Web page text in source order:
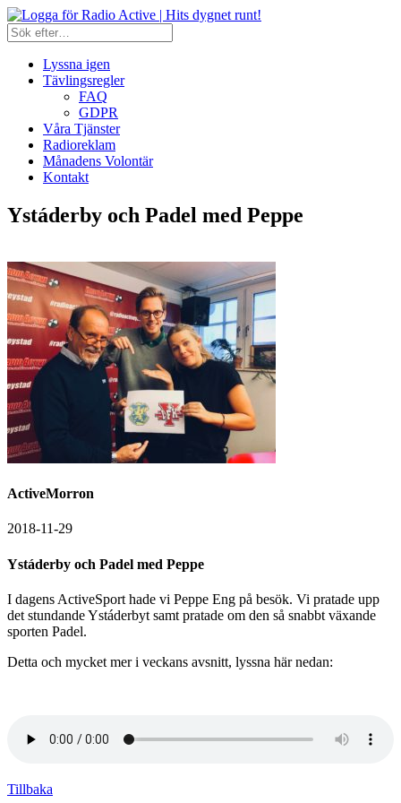
Lyssna igen
Tävlingsregler
FAQ
GDPR
Våra Tjänster
Radioreklam
Månadens Volontär
Kontakt
Ystáderby och Padel med Peppe
ActiveMorron
2018-11-29
Ystáderby och Padel med Peppe
I dagens ActiveSport hade vi Peppe Eng på besök. Vi pratade upp
det stundande Ystáderbyt samt pratade om den så snabbt växande
sporten Padel.
Detta och mycket mer i veckans avsnitt, lyssna här nedan:
Tillbaka